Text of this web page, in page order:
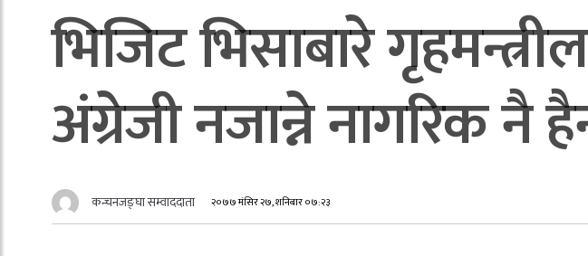
भिजिट भिसाबारे
अंग्रेजी नजान्ने नागरिक नै
कन्चनजङ्घा सम्वाददाता २०७७ मंसिर २७, शनिबार ०७:२३